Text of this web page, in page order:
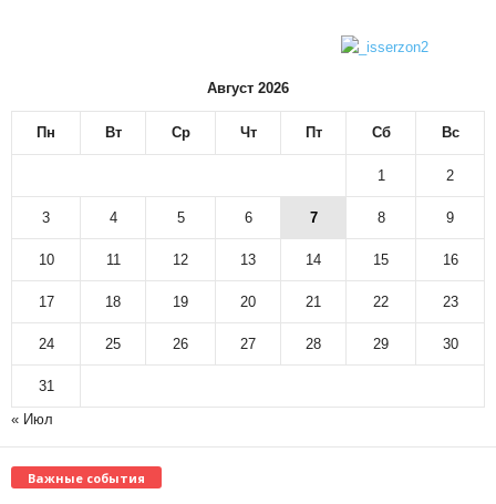
Август 2026
Пн Вт Ср Чт Пт Сб Вс
1 2
3 4 5 6 7 8 9
10 11 12 13 14 15 16
17 18 19 20 21 22 23
24 25 26 27 28 29 30
31
« Июл
Важные события